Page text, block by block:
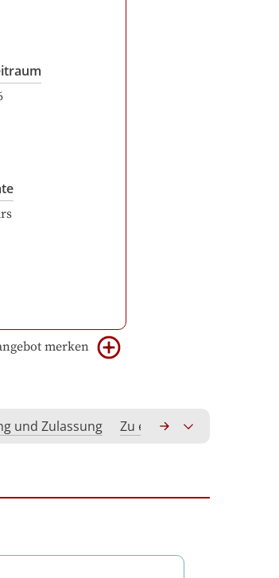
merken
und Zulassung Zu erwerbende